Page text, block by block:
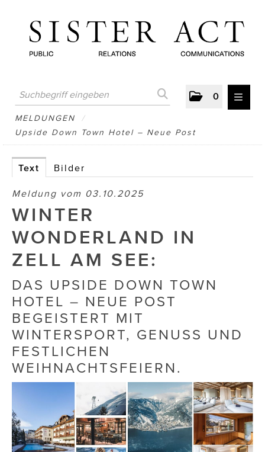
0
MELDUNGEN
ATELIER FĒ.
BERTRAMS
BewusstSchein
Brigitta Nemeth Art
CUBE
Die Dudlerei
Dominic Marcus Singer
Dominique Scharax – Move Mind Breath
Élan Flow
FREIHERZ
MELDUNGEN
/
Upside Down Town Hotel – Neue Post
Text Bilder
Meldung vom 03.10.2025
WINTER
WONDERLAND IN
ZELL AM SEE:
DAS UPSIDE DOWN TOWN
HOTEL – NEUE POST
BEGEISTERT MIT
WINTERSPORT, GENUSS UND
FESTLICHEN
WEIHNACHTSFEIERN.